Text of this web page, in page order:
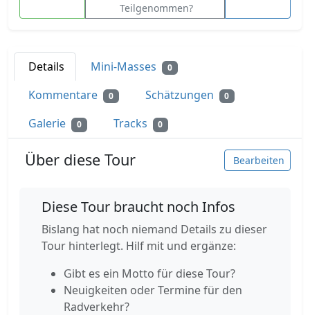
Teilgenommen?
Details Mini-Masses 0
Kommentare 0 Schätzungen 0
Galerie 0 Tracks 0
Über diese Tour Bearbeiten
Diese Tour braucht noch Infos
Bislang hat noch niemand Details zu dieser
Tour hinterlegt. Hilf mit und ergänze:
Gibt es ein Motto für diese Tour?
Neuigkeiten oder Termine für den
Radverkehr?